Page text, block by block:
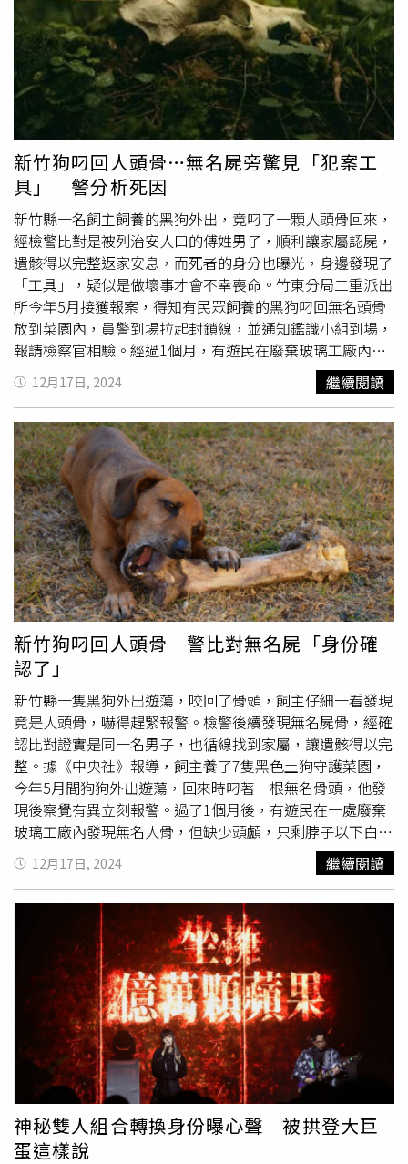
刑20多年，父親落淚看著兒子，兩個人彼此卻一句話都說不
出來。出獄後，家中面臨掃黃、股市投資失利，父母親總共
負債5千萬元，2千萬是銀行貸款因破產不用支付，但還有3
千萬是地下融資、民間借貸。之後叫賣哥一家人從台中舉家
北上，住在連床都沒有的
廢棄工廠內，許多親友都不願意伸
出援手，父親卻對叫賣哥說：「曾經在風光的時期我什麼都
有過了，但現在一家人都在一起是我覺得最幸福的時候。」
為了扛起家中負債，叫賣哥也開始在市場叫賣，「業績最好
的時期，一天營業額可以破6位數。」他現場還即興分享叫
賣技巧、如何帶來客源跟如何讓客人掏錢。他說某一日父親
獨自從萬華騎腳踏車到淡水來回，返家洗澡後不幸在浴室中
發生意外，「媽媽抱著爸爸哭泣的聲音，是我這輩子聽過最
淒厲的哭聲」，送醫後醫生告知父親若急救成功極有可能成
為植物人，「想到父親個性是好動的人，如果要他只能躺在
床上動彈不得，這樣他會比死還難過。」於是他忍痛簽下放
棄急救同意書，爸爸過世後至今，親戚們對他至今仍是諸多
不諒解，讓他仍是難過不已。
新竹狗叼回人頭骨…無名屍旁驚見「犯案工
具」 警分析死因
新竹縣一名飼主飼養的黑狗外出，竟叼了一顆人頭骨回來，
經檢警比對是被列治安人口的傅姓男子，順利讓家屬認屍，
遺骸得以完整返家安息，而死者的身分也曝光，身邊發現了
「工具」，疑似是做壞事才會不幸喪命。竹東分局二重派出
所今年5月接獲報案，得知有民眾飼養的黑狗叼回無名頭骨
放到菜園內，員警到場拉起封鎖線，並通知鑑識小組到場，
報請檢察官相驗。經過1個月，有遊民在廢棄玻璃工廠內發
現無名人骨，但沒有頭顱，只剩脖子以下的白骨。警方懷疑
2起案件有關聯，依現場發現的物品特徵，並透過DNA比
對，證實相距約300公尺的頭顱和骨骸為傅姓男子所有，也
從其身上的相關證件，聯絡到家屬。據了解，死者是50多歲
傅姓男子，疑似是從4公尺高的地方墜落，導致身體多處骨
折，推測死亡時間超過3個月以上，已經成白骨，全案排除
他殺。傅男母親對死因無意見，感謝檢察官和法醫等人的協
助，因為兒子今年初就失聯沒回家，如今終於得知其下落，
雖然接到噩耗，但也找回完整屍骨，得以安息。警方追查得
知，傅男被列為治安人口，且陳屍地點還有電纜線和犯案工
具，疑似為了進入廢棄工廠偷電纜，卻不慎摔傷，現場無人
救援，最後不幸身亡。
12月17日, 2024 繼續閱讀
新竹狗叼回人頭骨 警比對無名屍「身份確
認了」
新竹縣一隻黑狗外出遊蕩，咬回了骨頭，飼主仔細一看發現
竟是人頭骨，嚇得趕緊報警。檢警後續發現無名屍骨，經確
認比對證實是同一名男子，也循線找到家屬，讓遺骸得以完
整。據《中央社》報導，飼主養了7隻黑色土狗守護菜園，
今年5月間狗狗外出遊蕩，回來時叼著一根無名骨頭，他發
現後察覺有異立刻報警。過了1個月後，有遊民在一處廢棄
玻璃工廠內發現無名人骨，但缺少頭顱，只剩脖子以下白
骨、有穿外套，警方直覺2案件有關聯，透過DNA比對確認
是同一人，並在男子身上發現相關證件，找到其家屬。檢警
表示，案件經釐清死因，是年紀50多歲的傅姓男子從4公尺
高處墜落，導致身體多處骨折死亡，推測死亡時間超過3個
月以上，已成白骨，無他殺嫌疑，家屬也對死因無意見。協
助處理後事的殯葬業者透露，傅姓男子身體在廢棄玻璃工廠
內，應是黑狗到此遊蕩時，將頭骨叼回附近的菜園，而傅男
身體被發現時已呈白骨狀態，且身體朝下，身上有打鋼釘，
經比對男子身分與就醫紀錄符合。對此，傅男母親相當感
謝，她表示兒子在今年初失聯沒回家，雖然後續接到噩耗，
難以相信，但也得知孩子下落，謝謝新竹地檢署檢察官吳志
中、法醫楊敏昇等人協助，找回兒子屍骨才得以完整、安
息。
12月17日, 2024 繼續閱讀
神秘雙人組合轉換身份曝心聲 被拱登大巨
蛋這樣說